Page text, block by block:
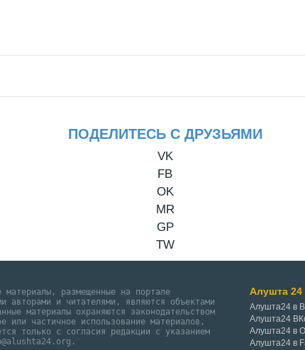
ПОДЕЛИТЕСЬ С ДРУЗЬЯМИ
VK
FB
OK
MR
GP
TW
размещенные на портале
авторами и читателями, являются объектами
материалы охраняются законодательством
или частичное использование материалов,
только с согласия редакции с указанием
Алушта 24
Алушта24 в
Алушта24
Алушта24 в
Алушта24 в